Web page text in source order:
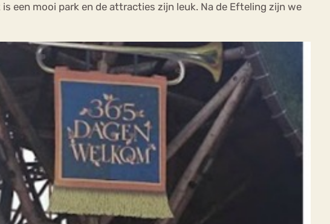
een mooi park en de attracties zijn leuk. Na de Efteling zijn we